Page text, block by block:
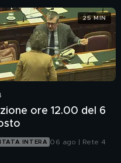
ore 12.00 del 6
INTERA 06 ago | Rete 4
25 MIN